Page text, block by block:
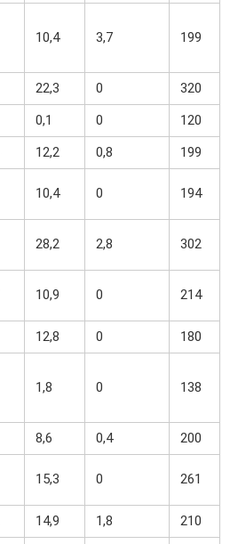
10,4 3,7 199
22,3 0
320
0,1 0
120
12,2 0,8
199
10,4 0 194
28,2 2,8 302
10,9 0 214
12,8 0
180
1,8 0 138
8,6 0,4
200
15,3 0 261
14,9 1,8
210